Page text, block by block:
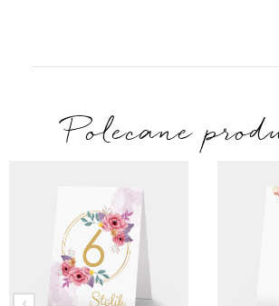
Polecane